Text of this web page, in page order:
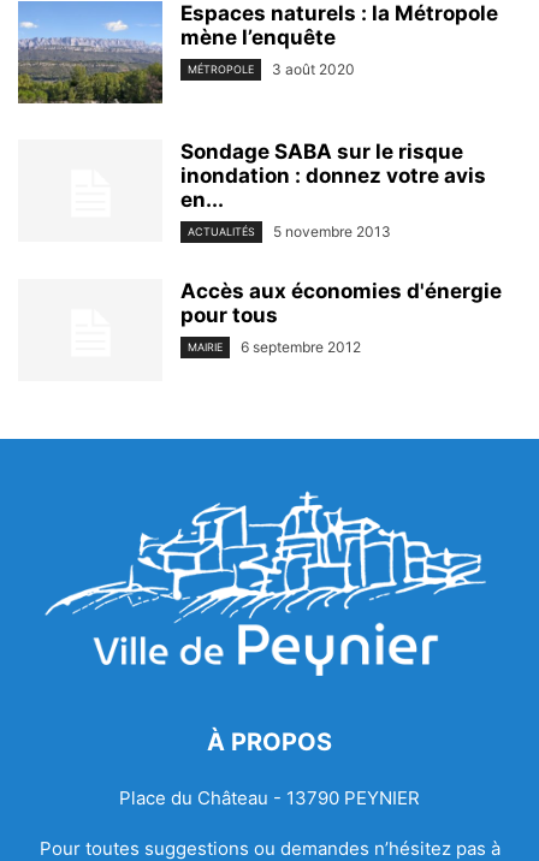
Espaces naturels : la Métropole
mène l’enquête
MÉTROPOLE 3 août 2020
Sondage SABA sur le risque
inondation : donnez votre avis
en...
ACTUALITÉS 5 novembre 2013
Accès aux économies d'énergie
pour tous
MAIRIE 6 septembre 2012
À PROPOS
Place du Château - 13790 PEYNIER
Pour toutes suggestions ou demandes n’hésitez pas à